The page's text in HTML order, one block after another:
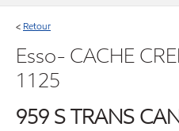
< Retour
Esso- CACHE
1125
959 S TRANS